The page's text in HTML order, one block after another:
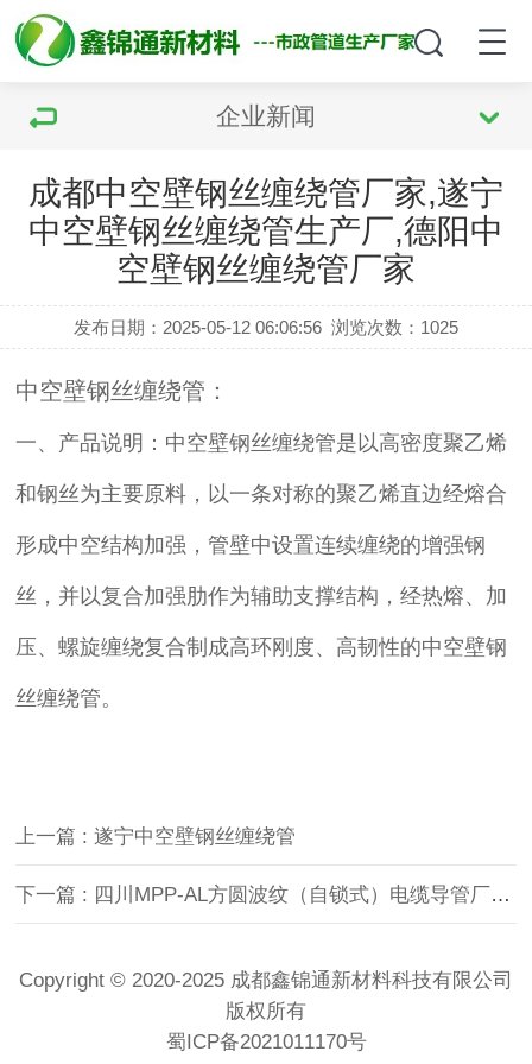
企业新闻
成都中空壁钢丝缠绕管厂家,遂宁
中空壁钢丝缠绕管生产厂,德阳中
空壁钢丝缠绕管厂家
发布日期：2025-05-12 06:06:56 浏览次数： 1025
中空壁钢丝缠绕管：
一、 产品说明： 中空壁钢丝缠绕管是以高密度聚乙烯
和钢丝为主要原料，以一条对称的聚乙烯直边经熔合
形成中空结构加强，管壁中设置连续缠绕的增强钢
丝，并以复合加强肋作为辅助支撑结构，经热熔、加
压、螺旋缠绕复合制成高环刚度、高韧性的中空壁钢
丝缠绕管。
上一篇 : 遂宁中空壁钢丝缠绕管
下一篇 : 四川MPP-AL方圆波纹（自锁式）电缆导管厂家,宜宾MPP-AL方圆波纹（自锁式）电缆导管厂家,泸州MPP-AL方圆波纹（自锁式）电缆导管厂家
Copyright © 2020-2025 成都鑫锦通新材料科技有限公司
版权所有
蜀ICP备2021011170号